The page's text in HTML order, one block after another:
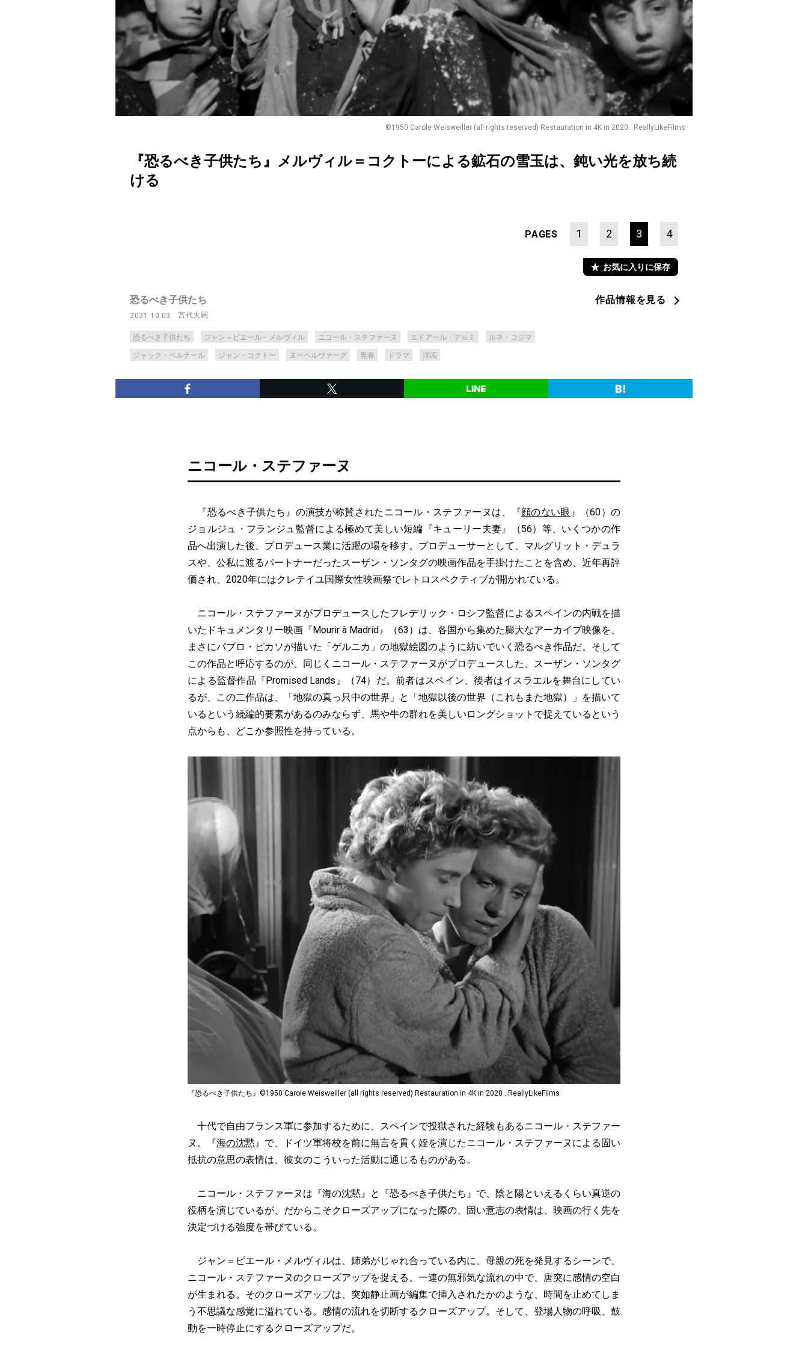
©1950 Carole Weisweiller (all rights reserved) Restauration in 4K in 2020 . ReallyLikeFilms
『恐るべき子供たち』メルヴィル＝コクトーによる鉱石の雪玉は、鈍い光を放ち続
ける
PAGES 1 2 3 4
お気に入りに保存
恐るべき子供たち
2021.10.03 宮代大嗣
恐るべき子供たち ジャン＝ピエール・メルヴィル ニコール・ステファーヌ エドアール・デルミ ルネ・コジマ
ジャック・ベルナール ジャン・コクトー ヌーベルヴァーグ 青春 ドラマ 洋画
作品情報を見る
ニコール・ステファーヌ
『恐るべき子供たち』の演技が称賛されたニコール・ステファーヌは、『顔のない眼 』（60）の
ジョルジュ・フランジュ監督による極めて美しい短編『キューリー夫妻』（56）等、いくつかの作
品へ出演した後、プロデュース業に活躍の場を移す。プロデューサーとして、マルグリット・デュラ
スや、公私に渡るパートナーだったスーザン・ソンタグの映画作品を手掛けたことを含め、近年再評
価され、2020年にはクレテイユ国際女性映画祭でレトロスペクティブが開かれている。
ニコール・ステファーヌがプロデュースしたフレデリック・ロシフ監督によるスペインの内戦を描
いたドキュメンタリー映画『Mourir à Madrid』（63）は、各国から集めた膨大なアーカイブ映像を、
まさにパブロ・ピカソが描いた「ゲルニカ」の地獄絵図のように紡いでいく恐るべき作品だ。そして
この作品と呼応するのが、同じくニコール・ステファーヌがプロデュースした、スーザン・ソンタグ
による監督作品『Promised Lands』（74）だ。前者はスペイン、後者はイスラエルを舞台にしてい
るが、この二作品は、「地獄の真っ只中の世界」と「地獄以後の世界（これもまた地獄）」を描いて
いるという続編的要素があるのみならず、馬や牛の群れを美しいロングショットで捉えているという
点からも、どこか参照性を持っている。
『恐るべき子供たち』©1950 Carole Weisweiller (all rights reserved) Restauration in 4K in 2020 . ReallyLikeFilms
十代で自由フランス軍に参加するために、スペインで投獄された経験もあるニコール・ステファー
ヌ。『海の沈黙』で、ドイツ軍将校を前に無言を貫く姪を演じたニコール・ステファーヌによる固い
抵抗の意思の表情は、彼女のこういった活動に通じるものがある。
ニコール・ステファーヌは『海の沈黙』と『恐るべき子供たち』で、陰と陽といえるくらい真逆の
役柄を演じているが、だからこそクローズアップになった際の、固い意志の表情は、映画の行く先を
決定づける強度を帯びている。
ジャン＝ピエール・メルヴィルは、姉弟がじゃれ合っている内に、母親の死を発見するシーンで、
ニコール・ステファーヌのクローズアップを捉える。一連の無邪気な流れの中で、唐突に感情の空白
が生まれる。そのクローズアップは、突如静止画が編集で挿入されたかのような、時間を止めてしま
う不思議な感覚に溢れている。感情の流れを切断するクローズアップ。そして、登場人物の呼吸、鼓
動を一時停止にするクローズアップだ。